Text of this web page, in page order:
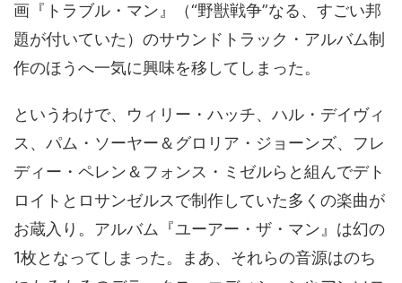
画『トラブル・マン』（“野獣戦争”なる、すごい邦
題が付いていた）のサウンドトラック・アルバム制
作のほうへ一気に興味を移してしまった。
というわけで、ウィリー・ハッチ、ハル・デイヴィ
ス、パム・ソーヤー＆グロリア・ジョーンズ、フレ
ディー・ペレン＆フォンス・ミゼルらと組んでデト
ロイトとロサンゼルスで制作していた多くの楽曲が
お蔵入り。アルバム『ユーアー・ザ・マン』は幻の
1枚となってしまった。まあ、それらの音源はのち